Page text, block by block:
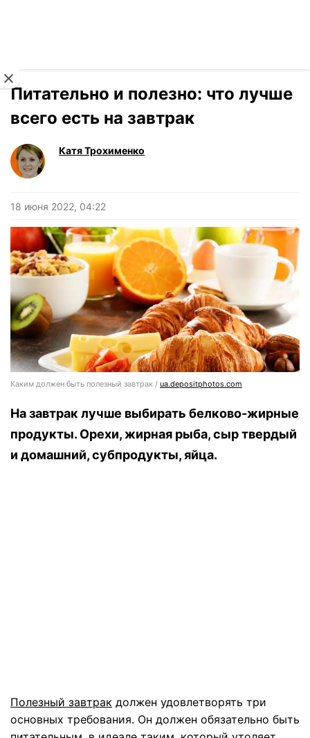
Питательно и полезно: что лучше
всего есть на завтрак
Катя Трохименко
18 июня 2022, 04:22
Каким должен быть полезный завтрак / ua.depositphotos.com
На завтрак лучше выбирать белково-жирные
продукты. Орехи, жирная рыба, сыр твердый
и домашний, субпродукты, яйца.
Полезный завтрак должен удовлетворять три
основных требования. Он должен обязательно быть